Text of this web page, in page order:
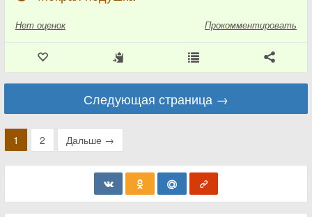
Нет оценок Прокомментировать
Следующая страница →
1 2 Дальше →